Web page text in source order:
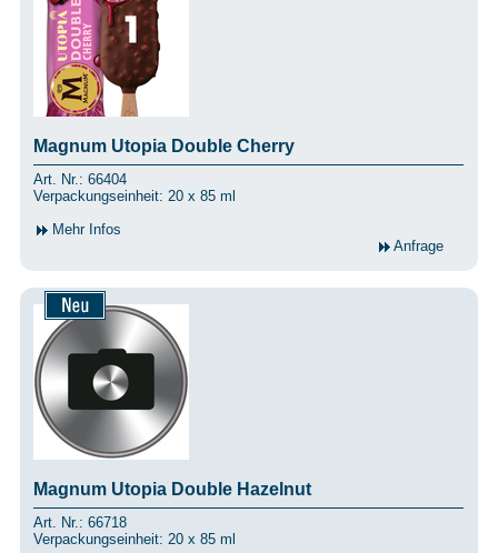
Magnum Utopia Double Cherry
Art. Nr.: 66404
Verpackungseinheit: 20 x 85 ml
Mehr Infos
Anfrage
Magnum Utopia Double Hazelnut
Art. Nr.: 66718
Verpackungseinheit: 20 x 85 ml